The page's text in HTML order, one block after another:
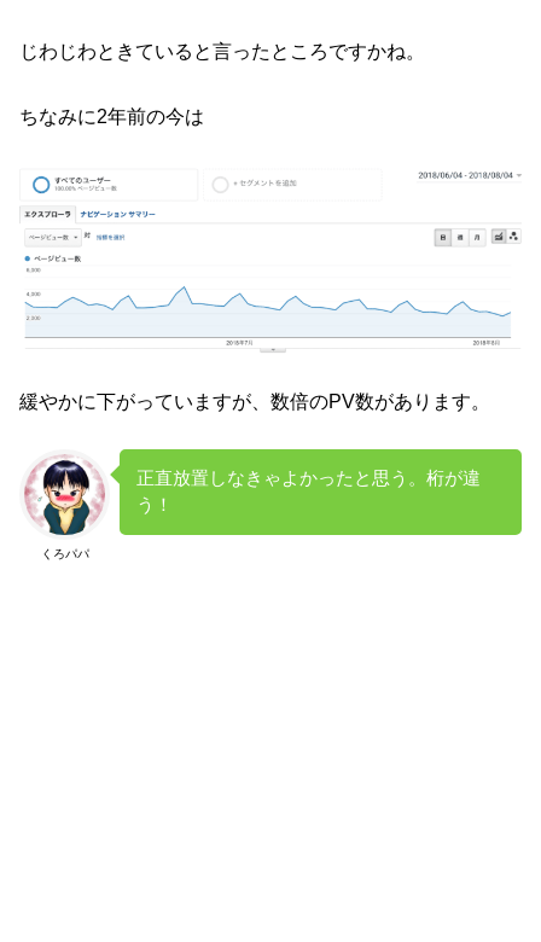
じわじわときていると言ったところですかね。
ちなみに2年前の今は
緩やかに下がっていますが、数倍のPV数があります。
くろパパ
正直放置しなきゃよかったと思う。桁が違
う！